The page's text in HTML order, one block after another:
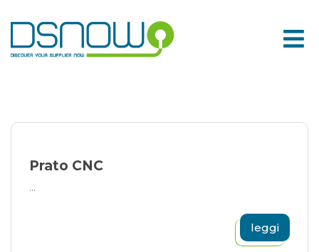
to
content
Prato CNC
...
leggi